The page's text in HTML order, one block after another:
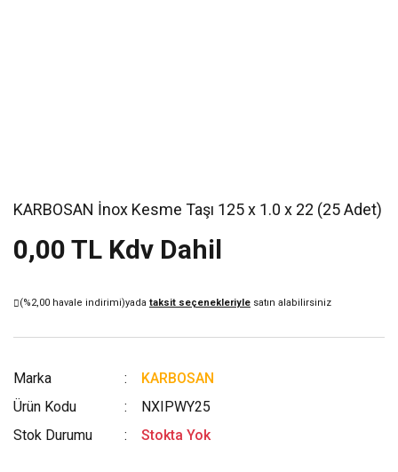
KARBOSAN İnox Kesme Taşı 125 x 1.0 x 22 (25 Adet)
0,00 TL Kdv Dahil
(%2,00 havale indirimi)yada taksit seçenekleriyle satın alabilirsiniz
Marka
KARBOSAN
Ürün Kodu
NXIPWY25
Stok Durumu
Stokta Yok